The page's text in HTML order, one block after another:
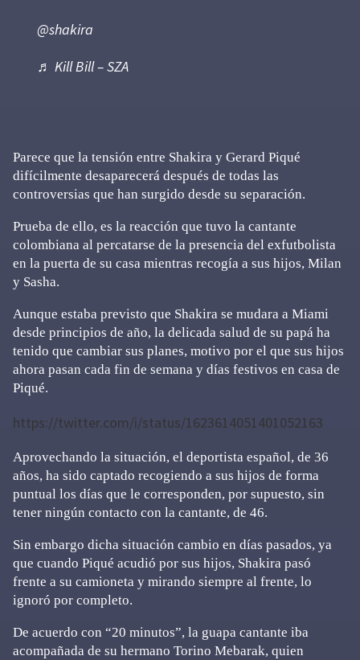
@shakira
♬ Kill Bill – SZA
Parece que la tensión entre Shakira y Gerard Piqué
difícilmente desaparecerá después de todas las
controversias que han surgido desde su separación.
Prueba de ello, es la reacción que tuvo la cantante
colombiana al percatarse de la presencia del exfutbolista
en la puerta de su casa mientras recogía a sus hijos, Milan
y Sasha.
Aunque estaba previsto que Shakira se mudara a Miami
desde principios de año, la delicada salud de su papá ha
tenido que cambiar sus planes, motivo por el que sus hijos
ahora pasan cada fin de semana y días festivos en casa de
Piqué.
https://twitter.com/i/status/1623614051401052163
Aprovechando la situación, el deportista español, de 36
años, ha sido captado recogiendo a sus hijos de forma
puntual los días que le corresponden, por supuesto, sin
tener ningún contacto con la cantante, de 46.
Sin embargo dicha situación cambio en días pasados, ya
que cuando Piqué acudió por sus hijos, Shakira pasó
frente a su camioneta y mirando siempre al frente, lo
ignoró por completo.
De acuerdo con “20 minutos”, la guapa cantante iba
acompañada de su hermano Torino Mebarak, quien